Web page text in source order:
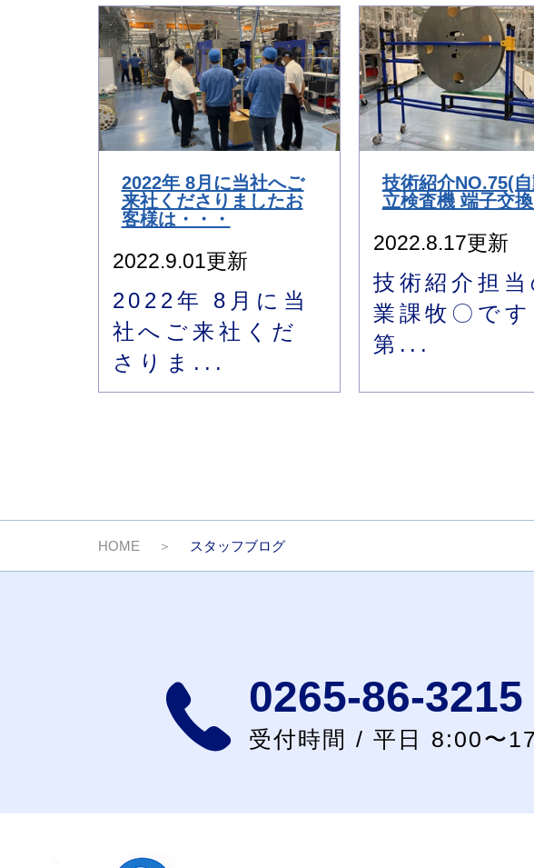
2022年 8月に当社へご
来社くださりましたお
客様は・・・
2022.9.01更新
2022年 8月に当
社へご来社くだ
さりま...
技術紹介NO.75(自
立検査機 端子交
2022.8.17更新
技術紹介担当
業課牧〇です
第...
HOME スタッフブログ
0265-86-3215
受付時間 / 平日 8:00〜